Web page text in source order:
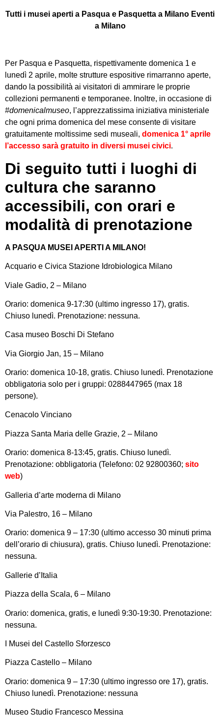
Tutti i musei aperti a Pasqua e Pasquetta a Milano Eventi
a Milano
Per Pasqua e Pasquetta, rispettivamente domenica 1 e
lunedì 2 aprile, molte strutture espositive rimarranno aperte,
dando la possibilità ai visitatori di ammirare le proprie
collezioni permanenti e temporanee. Inoltre, in occasione di
#domenicalmuseo, l’apprezzatissima iniziativa ministeriale
che ogni prima domenica del mese consente di visitare
gratuitamente moltissime sedi museali, domenica 1° aprile
l’accesso sarà gratuito in diversi musei civici.
Di seguito tutti i luoghi di
cultura che saranno
accessibili, con orari e
modalità di prenotazione
A PASQUA MUSEI APERTI A MILANO!
Acquario e Civica Stazione Idrobiologica Milano
Viale Gadio, 2 – Milano
Orario: domenica 9-17:30 (ultimo ingresso 17), gratis.
Chiuso lunedì. Prenotazione: nessuna.
Casa museo Boschi Di Stefano
Via Giorgio Jan, 15 – Milano
Orario: domenica 10-18, gratis. Chiuso lunedì. Prenotazione
obbligatoria solo per i gruppi: 0288447965 (max 18
persone).
Cenacolo Vinciano
Piazza Santa Maria delle Grazie, 2 – Milano
Orario: domenica 8-13:45, gratis. Chiuso lunedì.
Prenotazione: obbligatoria (Telefono: 02 92800360; sito
web)
Galleria d’arte moderna di Milano
Via Palestro, 16 – Milano
Orario: domenica 9 – 17:30 (ultimo accesso 30 minuti prima
dell’orario di chiusura), gratis. Chiuso lunedì. Prenotazione:
nessuna.
Gallerie d’Italia
Piazza della Scala, 6 – Milano
Orario: domenica, gratis, e lunedì 9:30-19:30. Prenotazione:
nessuna.
I Musei del Castello Sforzesco
Piazza Castello – Milano
Orario: domenica 9 – 17:30 (ultimo ingresso ore 17), gratis.
Chiuso lunedì. Prenotazione: nessuna
Museo Studio Francesco Messina